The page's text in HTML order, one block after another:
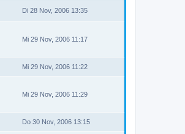
Di 28 Nov, 2006 13:35
Mi 29 Nov, 2006 11:17
Mi 29 Nov, 2006 11:22
Mi 29 Nov, 2006 11:29
Do 30 Nov, 2006 13:15